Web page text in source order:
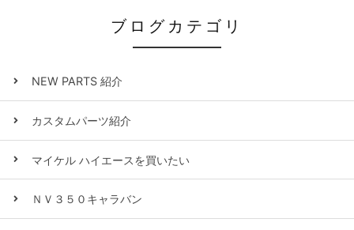
ブログカテゴリ
NEW PARTS 紹介
カスタムパーツ紹介
マイケル ハイエースを買いたい
ＮＶ３５０キャラバン